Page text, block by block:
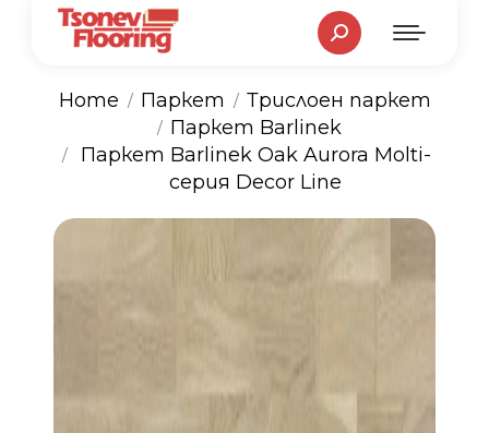
Search:
You are here:
Home Паркет
Трислоен паркет
Паркет Barlinek
Паркет Barlinek Oak Aurora Molti-
серия Decor Line